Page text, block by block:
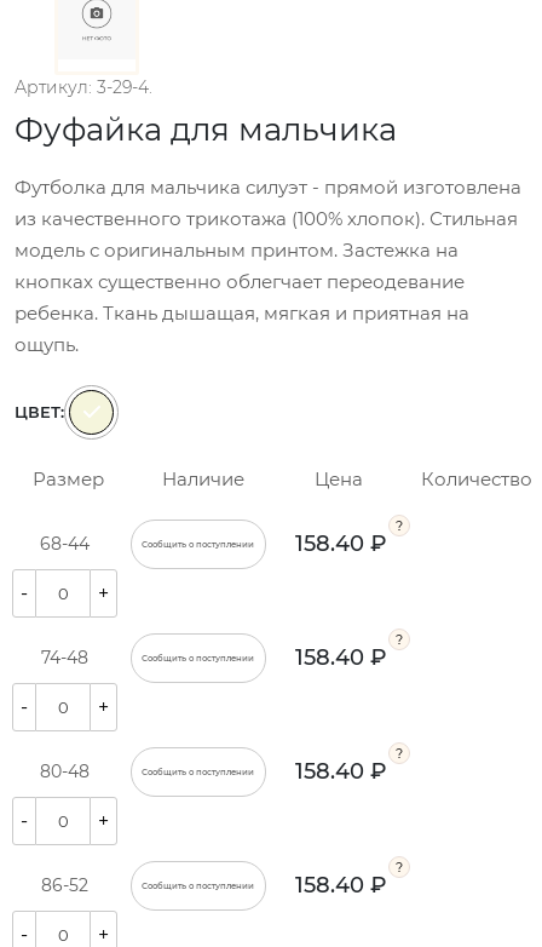
Артикул: 3-29-4.
Фуфайка для мальчика
Футболка для мальчика силуэт - прямой изготовлена
из качественного трикотажа (100% хлопок). Стильная
модель с оригинальным принтом. Застежка на
кнопках существенно облегчает переодевание
ребенка. Ткань дышащая, мягкая и приятная на
ощупь.
ЦВЕТ:
Размер Наличие Цена Количество
68-44 Сообщить о поступлении 158.40 ₽
- +
74-48 Сообщить о поступлении 158.40 ₽
- +
80-48 Сообщить о поступлении 158.40 ₽
- +
86-52 Сообщить о поступлении 158.40 ₽
- +